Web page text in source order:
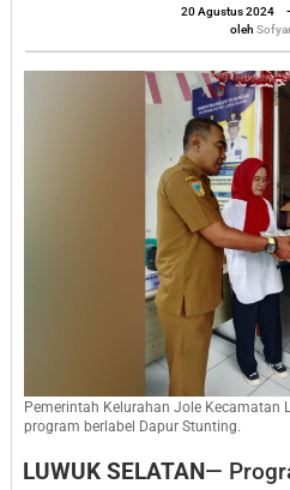
20 Agustus 2024 -
oleh
Pemerintah Kelurahan Jole Kecamatan
program berlabel Dapur Stunting.
LUWUK SELATAN—